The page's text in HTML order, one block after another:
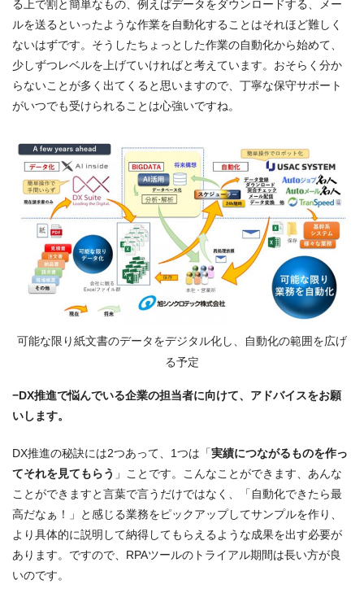
る上で割と簡単なもの、例えばデータをダウンロードする、メー
ルを送るといったような作業を自動化することはそれほど難しく
ないはずです。そうしたちょっとした作業の自動化から始めて、
少しずつレベルを上げていければと考えています。おそらく分か
らないことが多く出てくると思いますので、丁寧な保守サポート
がいつでも受けられることは心強いですね。
可能な限り紙文書のデータをデジタル化し、自動化の範囲を広げ
る予定
−DX推進で悩んでいる企業の担当者に向けて、アドバイスをお願
いします。
DX推進の秘訣には2つあって、1つは「実績につながるものを作っ
てそれを見てもらう 」ことです。こんなことができます、あんな
ことができますと言葉で言うだけではなく、「自動化できたら最
高だなぁ！」と感じる業務をピックアップしてサンプルを作り、
より具体的に説明して納得してもらえるような成果を出す必要が
あります。ですので、RPAツールのトライアル期間は長い方が良
いのです。